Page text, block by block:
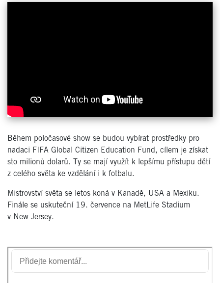
Během poločasové show se budou vybírat prostředky pro
nadaci FIFA Global Citizen Education Fund, cílem je získat
sto milionů dolarů. Ty se mají využít k lepšímu přístupu dětí
z celého světa ke vzdělání i k fotbalu.
Mistrovství světa se letos koná v Kanadě, USA a Mexiku.
Finále se uskuteční 19. července na MetLife Stadium
v New Jersey.